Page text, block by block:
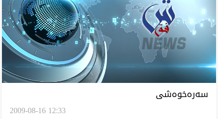
سه‌ره‌خوه‌شی
2009-08-16 12:33